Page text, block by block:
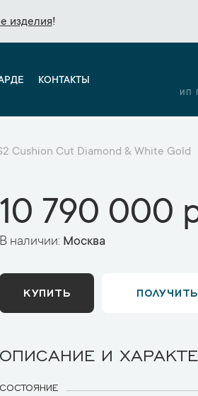
изделия!
изделия!
КОНТАКТЫ
ИП
Cushion Cut Diamond & White Gold
10 790 000
В наличии: Москва
КУПИТЬ
ОПИСАНИЕ И
СОСТОЯНИЕ